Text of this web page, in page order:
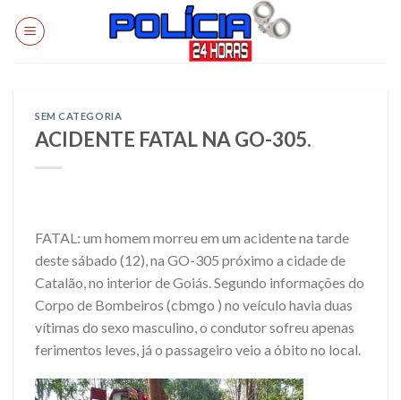
SEM CATEGORIA
ACIDENTE FATAL NA GO-305.
FATAL: um homem morreu em um acidente na tarde
deste sábado (12), na GO-305 próximo a cidade de
Catalão, no interior de Goiás. Segundo informações do
Corpo de Bombeiros (cbmgo ) no veículo havia duas
vítimas do sexo masculino, o condutor sofreu apenas
ferimentos leves, já o passageiro veio a óbito no local.